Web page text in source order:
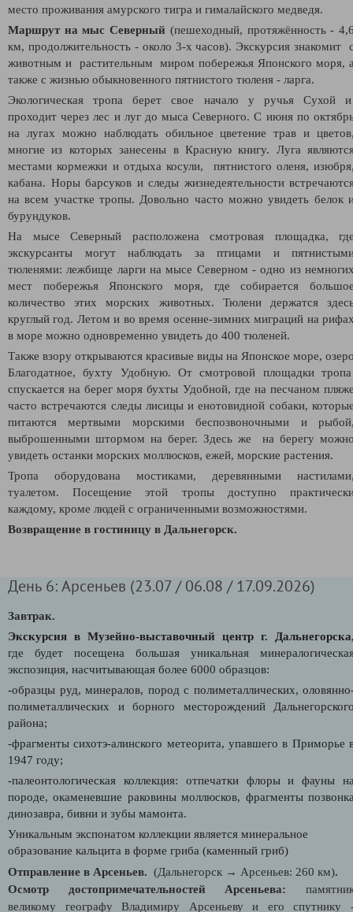
место проживания амурского тигра и гималайского медведя.
Маршрут на мыс Северный (пешеходный, протяжённость -
км, продолжительность - около 3-х часов). Экскурсия знакомит
животным и растительным миром побережья Японского моря,
также с жизнью обыкновенного пятнистого тюленя - ларга.
Экологическая тропа берет свое начало у ручья Сухой
проходит через лес и луг до мыса Северного. С июня по
на лугах можно наблюдать обильное цветение трав и
многие из которых занесены в Красную книгу. Луга
местами кормежки и отдыха косули, пятнистого оленя,
кабана. Норы барсуков и следы жизнедеятельности
на всем участке тропы. Довольно часто можно увидеть белок
бурундуков.
На мысе Северный расположена смотровая площадка,
экскурсанты могут наблюдать за птицами и
тюленями: лежбище ларги на мысе Северном - одно из
мест побережья Японского моря, где собирается
количество этих морских животных. Тюлени держатся
круглый год. Летом и во время осенне-зимних миграций на
в море можно одновременно увидеть до 400 тюленей.
Также взору открываются красивые виды на Японское море,
Благодатное, бухту Удобную. От смотровой площадки
спускается на берег моря бухты Удобной, где на песчаном
часто встречаются следы лисицы и енотовидной собаки,
питаются мертвыми морскими беспозвоночными и
выброшенными штормом на берег. Здесь же на берегу
увидеть останки морских моллюсков, ежей, морские растения.
Тропа оборудована мостиками, деревянными
туалетом. Посещение этой тропы доступно
каждому, кроме людей с ограниченными возможностями.
Возвращение в гостиницу в Дальнегорск.
День 6: Арсеньев (23.07 / 06.08 / 17.09.2026)
Завтрак.
Экскурсия в Музейно-выставочный центр г.
где будет посещена большая уникальная
экспозиция, насчитывающая более 6000 образцов:
-образцы руд, минералов, пород с полиметаллических,
полиметаллических и борного месторождений
района;
-фрагменты сихотэ-алинского метеорита, упавшего в Приморье
1947 году;
-палеонтологическая коллекция: отпечатки флоры и фауны
породе, окаменевшие раковины моллюсков, фрагменты
динозавра, бивни и зубы мамонта.
Уникальным экспонатом коллекции является минеральное
образование кальцита в форме гриба (каменный гриб)
Отправление в Арсеньев. (Дальнегорск → Арсеньев: 260 км).
Осмотр достопримечательностей Арсеньева:
великому географу Владимиру Арсеньеву и его спутнику